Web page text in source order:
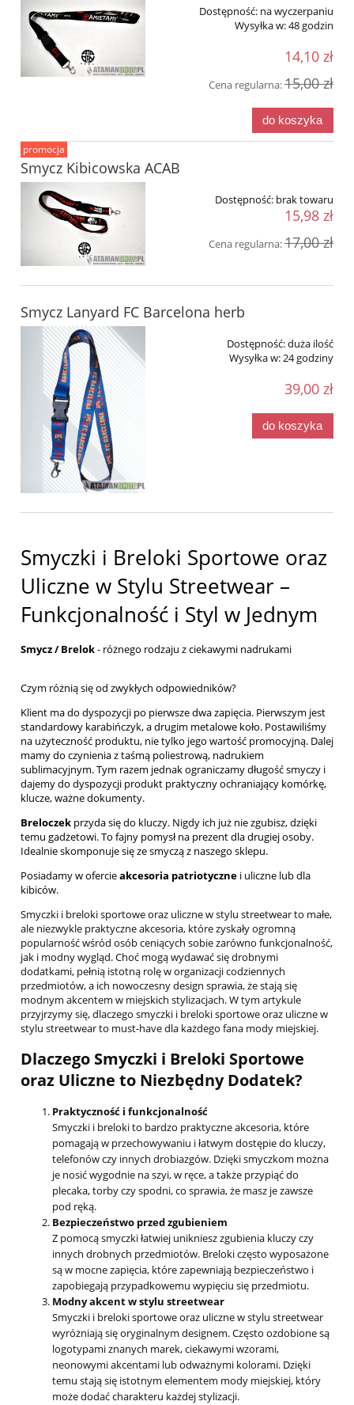
Dostępność: na wyczerpaniu
Wysyłka w:48 godzin
14,10 zł
Cena regularna:15,00 zł
do koszyka
Smycz Kibicowska ACAB
Dostępność: brak towaru
15,98 zł
Cena regularna:17,00 zł
promocja
Smycz Lanyard FC Barcelona herb
Dostępność:duża ilość
Wysyłka w:24 godziny
39,00 zł
do koszyka
Smyczki i Breloki Sportowe oraz
Uliczne w Stylu Streetwear –
Funkcjonalność i Styl w Jednym
Smycz / Brelok- różnego rodzaju z ciekawymi nadrukami
Czym różnią się od zwykłych odpowiedników?
Klient ma do dyspozycji po pierwsze dwazapięcia. Pierwszym jest
standardowy karabińczyk, a drugim metalowe koło. Postawiliśmy
na użyteczność produktu, nie tylko jego wartość promocyjną. Dalej
mamy do czynienia z taśmą poliestrową, nadrukiem
sublimacyjnym. Tym razem jednak ograniczamy długość smyczy i
dajemy do dyspozycji produkt praktyczny ochraniający komórkę,
klucze, ważne dokumenty.
Breloczek przyda się do kluczy. Nigdy ich już nie zgubisz, dzięki
temu gadżetowi. To fajny pomysł na prezent dla drugiej osoby.
Idealnie skomponuje się ze smyczą z naszego sklepu.
Posiadamy wofercieakcesoria patriotyczne i uliczne lub dla
kibiców.
Smyczki i breloki sportowe oraz uliczne w stylu streetwear to małe,
ale niezwykle praktyczne akcesoria, które zyskały ogromną
popularność wśród osób ceniących sobie zarówno funkcjonalność,
jak i modny wygląd. Choć mogą wydawać się drobnymi
dodatkami, pełnią istotną rolę w organizacji codziennych
przedmiotów, a ich nowoczesny design sprawia, że stają się
modnym akcentem w miejskich stylizacjach. W tym artykule
przyjrzymy się, dlaczego smyczki i breloki sportowe oraz uliczne w
stylu streetwear to must-have dla każdego fana mody miejskiej.
Dlaczego Smyczki i Breloki Sportowe
oraz Uliczne to Niezbędny Dodatek?
Praktyczność i funkcjonalność
Smyczki i breloki to bardzo praktyczne akcesoria, które
pomagają w przechowywaniu i łatwym dostępie do kluczy,
telefonów czy innych drobiazgów. Dzięki smyczkom można
je nosić wygodnie na szyi, w ręce, a także przypiąć do
plecaka, torby czy spodni, co sprawia, że masz je zawsze
pod ręką.
Bezpieczeństwo przed zgubieniem
Z pomocą smyczki łatwiej unikniesz zgubienia kluczy czy
innych drobnych przedmiotów. Breloki często wyposażone
są w mocne zapięcia, które zapewniają bezpieczeństwo i
zapobiegają przypadkowemu wypięciu się przedmiotu.
Modny akcent w stylu streetwear
Smyczki i breloki sportowe oraz uliczne w stylu streetwear
wyróżniają się oryginalnym designem. Często ozdobione są
logotypami znanych marek, ciekawymi wzorami,
neonowymi akcentami lub odważnymi kolorami. Dzięki
temu stają się istotnym elementem mody miejskiej, który
może dodać charakteru każdej stylizacji.